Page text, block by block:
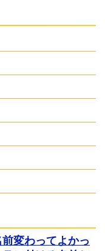
前変わってよかっ